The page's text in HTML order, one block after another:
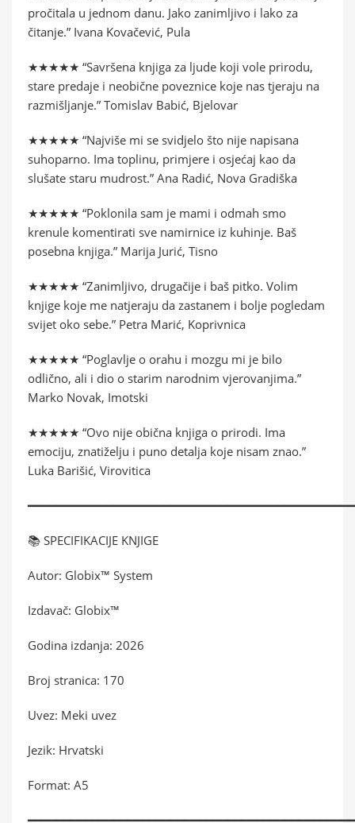
pročitala u jednom danu. Jako zanimljivo i lako za
čitanje.” Ivana Kovačević, Pula
★★★★★ “Savršena knjiga za ljude koji vole prirodu,
stare predaje i neobične poveznice koje nas tjeraju na
razmišljanje.” Tomislav Babić, Bjelovar
★★★★★ “Najviše mi se svidjelo što nije napisana
suhoparno. Ima toplinu, primjere i osjećaj kao da
slušate staru mudrost.” Ana Radić, Nova Gradiška
★★★★★ “Poklonila sam je mami i odmah smo
krenule komentirati sve namirnice iz kuhinje. Baš
posebna knjiga.” Marija Jurić, Tisno
★★★★★ “Zanimljivo, drugačije i baš pitko. Volim
knjige koje me natjeraju da zastanem i bolje pogledam
svijet oko sebe.” Petra Marić, Koprivnica
★★★★★ “Poglavlje o orahu i mozgu mi je bilo
odlično, ali i dio o starim narodnim vjerovanjima.”
Marko Novak, Imotski
★★★★★ “Ovo nije obična knjiga o prirodi. Ima
emociju, znatiželju i puno detalja koje nisam znao.”
Luka Barišić, Virovitica
📚 SPECIFIKACIJE KNJIGE
Autor: Globix™ System
Izdavač: Globix™
Godina izdanja: 2026
Broj stranica: 170
Uvez: Meki uvez
Jezik: Hrvatski
Format: A5